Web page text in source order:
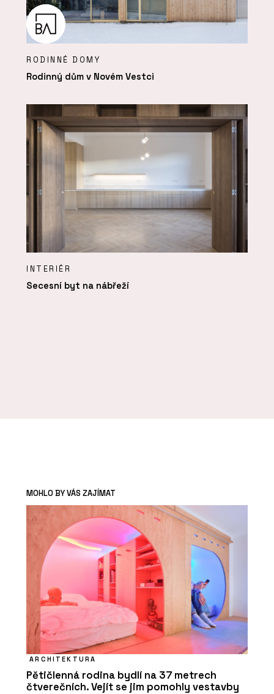
RODINNÉ DOMY
Rodinný dům v Novém Vestci
INTERIÉR
Secesní byt na nábřeží
MOHLO BY VÁS ZAJÍMAT
ARCHITEKTURA
Pětičlenná rodina bydlí na 37 metrech
čtverečních. Vejít se jim pomohly vestavby